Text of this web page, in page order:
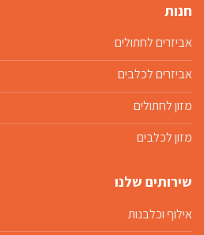
חנות
אביזרים לחתולים
אביזרים לכלבים
מזון לחתולים
מזון לכלבים
שירותים שלנו
אילוף וכלבנות